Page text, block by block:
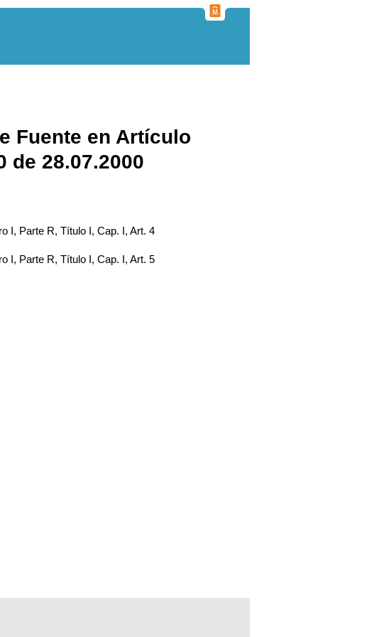
Fuente en Artículo
de 28.07.2000
I, Parte R, Título I, Cap. I, Art. 4
I, Parte R, Título I, Cap. I, Art. 5